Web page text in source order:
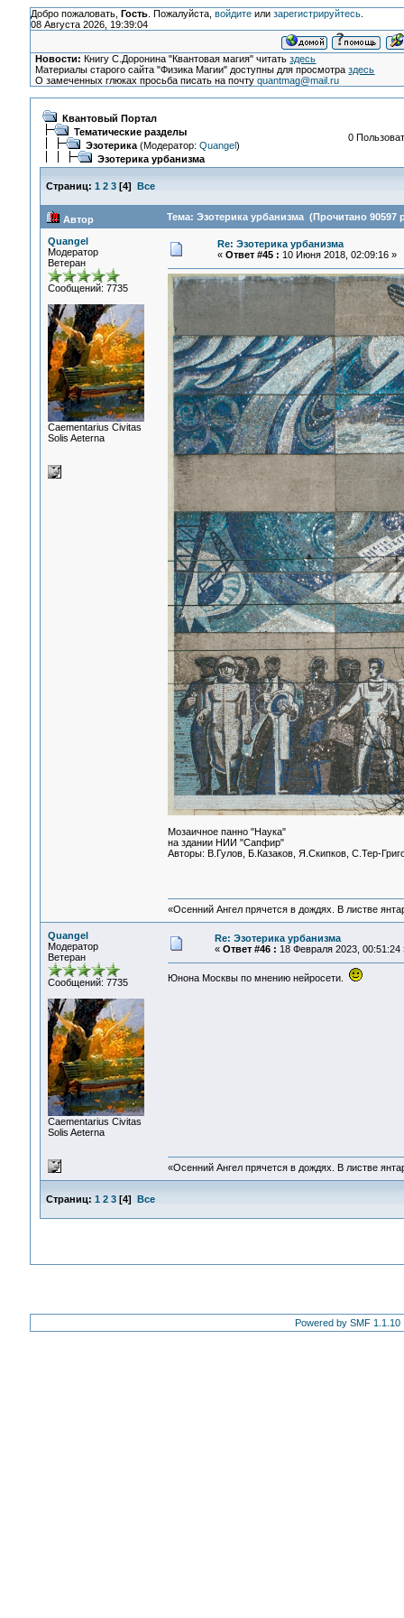
Добро пожаловать, Гость. Пожалуйста, войдитеили зарегистрируйтесь.
08 Августа 2026, 19:39:04
Новости: Книгу С.Доронина "Квантовая магия" читатьздесь
Материалы старого сайта "Физика Магии" доступны для просмотраздесь
О замеченных глюках просьба писать на почтуquantmag@mail.ru
Квантовый Портал
Тематические разделы
Эзотерика(Модератор: Quangel)
Эзотерика урбанизма
0
Страниц: 1 2 3[4] Все
Автор Тема: Эзотерика урбанизма (Прочитано 90597
Quangel
Модератор
Ветеран
Сообщений: 7735
Сaementarius Civitas
Solis Aeterna
Re: Эзотерика урбанизма
« Ответ #45 : 10 Июня 2018, 02:09:16 »
Мозаичное панно "Наука"
на здании НИИ "Сапфир"
Авторы: В.Гулов, Б.Казаков, Я.Скипков, С.Тер-
«Осенний Ангел прячется в дождях. В листве
Quangel
Модератор
Ветеран
Сообщений: 7735
Сaementarius Civitas
Solis Aeterna
Re: Эзотерика урбанизма
« Ответ #46 : 18 Февраля 2023, 00:51:24
Юнона Москвы по мнению нейросети.
«Осенний Ангел прячется в дождях. В листве
Страниц: 1 2 3[4] Все
Powered by SMF 1.1.10